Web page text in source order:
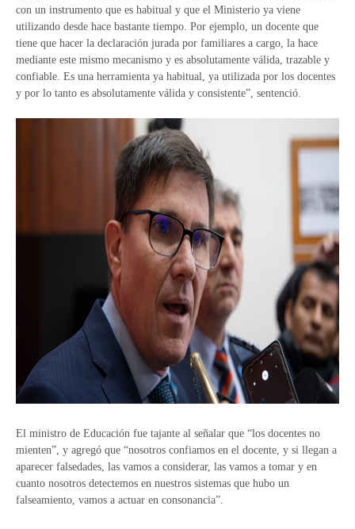
con un instrumento que es habitual y que el Ministerio ya viene
utilizando desde hace bastante tiempo. Por ejemplo, un docente que
tiene que hacer la declaración jurada por familiares a cargo, la hace
mediante este mismo mecanismo y es absolutamente válida, trazable y
confiable. Es una herramienta ya habitual, ya utilizada por los docentes
y por lo tanto es absolutamente válida y consistente”, sentenció.
El ministro de Educación fue tajante al señalar que “los docentes no
mienten”, y agregó que “nosotros confiamos en el docente, y si llegan a
aparecer falsedades, las vamos a considerar, las vamos a tomar y en
cuanto nosotros detectemos en nuestros sistemas que hubo un
falseamiento, vamos a actuar en consonancia”.